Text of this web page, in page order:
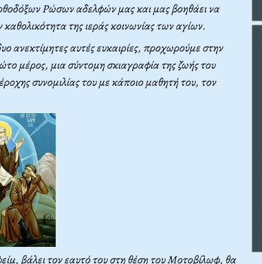
Ρώσων αδελφών μας και μας βοηθάει να
της ιεράς κοινωνίας των αγίων.
ανεκτίμητες αυτές ευκαιρίες, προχωρούμε στην
μέρος, μια σύντομη σκιαγραφία της ζωής του
συνομιλίας του με κάποιο μαθητή του, τον
βάλει τον εαυτό του στη θέση του Μοτοβίλωφ, θα